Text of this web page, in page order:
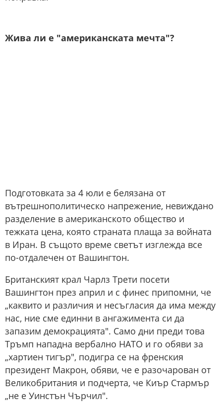
Жива ли е "американската мечта"?
Подготовката за 4 юли е белязана от
вътрешнополитическо напрежение, невиждано
разделение в американското общество и
тежката цена, която страната плаща за войната
в Иран. В същото време светът изглежда все
по-отдалечен от Вашингтон.
Британският крал Чарлз Трети посети
Вашингтон през април и с финес припомни, че
„каквито и различия и несъгласия да има между
нас, ние сме единни в ангажимента си да
запазим демокрацията". Само дни преди това
Тръмп нападна вербално НАТО и го обяви за
„хартиен тигър", подигра се на френския
президент Макрон, обяви, че е разочарован от
Великобритания и подчерта, че Киър Стармър
„не е Уинстън Чърчил".